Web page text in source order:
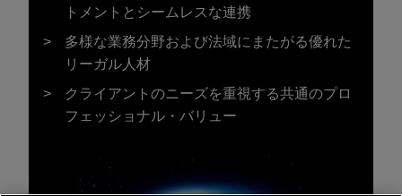
トメントとシームレスな連携
多様な業務分野および法域にまたがる優れた
リーガル人材
クライアントのニーズを重視する共通のプロ
フェッショナル・バリュー